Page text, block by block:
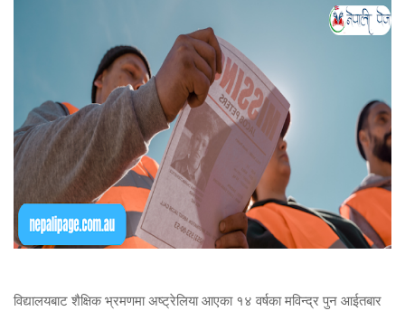
विद्यालयबाट शैक्षिक भ्रमणमा अष्ट्रेलिया आएका १४ वर्षका मविन्द्र पुन आईतबार